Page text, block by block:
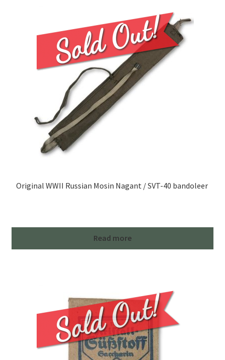
Original WWII Russian Mosin Nagant / SVT-40 bandoleer
Read more